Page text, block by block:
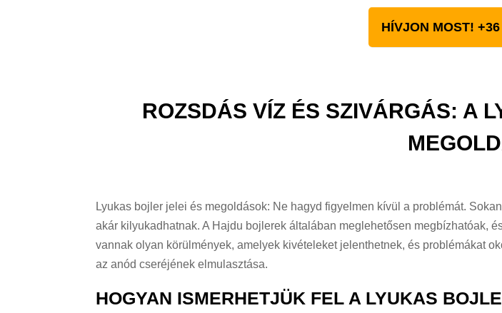
HÍVJON MOST!
ROZSDÁS VÍZ ÉS SZIVÁRGÁS: A
Lyukas bojler jelei és megoldások: Ne hagyd figyelmen kívül a problémát.
akár kilyukadhatnak. A Hajdu bojlerek általában meglehetősen megbízhatóak,
vannak olyan körülmények, amelyek kivételeket jelenthetnek, és problémákat
az anód cseréjének elmulasztása.
HOGYAN ISMERHETJÜK FEL A LYUKAS